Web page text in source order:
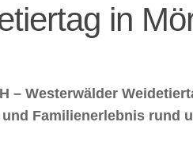
in
– Westerwälder
Familienerlebnis rund